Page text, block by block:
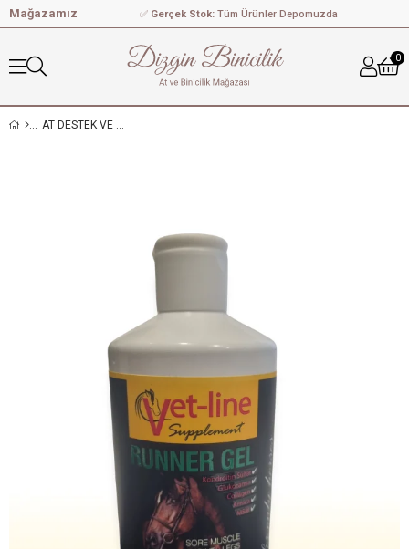
Mağazamız ✅ Gerçek Stok: Tüm Ürünler Depomuzda
0
AT DESTEK VE BAKIM ÜRÜNLERİ